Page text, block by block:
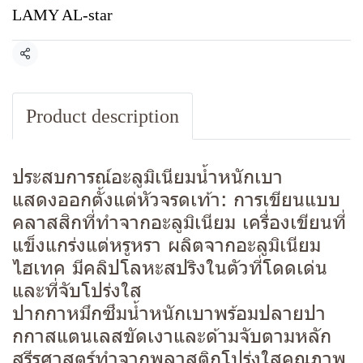
LAMY AL-star
Share
Product description
ประสบการณ์อะลูมิเนียมน้ำหนักเบา
แสดงออกตั้งแต่หัวจรดเท้า: การเขียนแบบ
คลาสสิกที่ทำจากอะลูมิเนียม เครื่องเขียนที่
แข็งแกร่งแต่หรูหรา ผลิตจากอะลูมิเนียม
ไฮเทค มีคลิปโลหะสปริงในตัวที่โดดเด่น
และที่จับโปร่งใส
ปากกาหมึกซึมน้ำหนักเบาพร้อมปลายปา
กกาสแตนเลสขัดเงาและด้ามจับตามหลัก
สรีรศาสตร์ทำจากพลาสติกโปร่งใสคุณภาพ